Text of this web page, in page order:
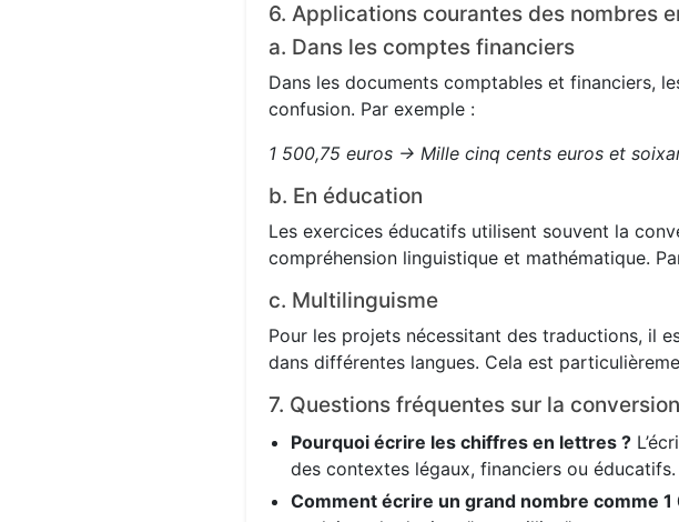
6. Applications courantes des nombres
a. Dans les comptes financiers
Dans les documents comptables et financiers,
confusion. Par exemple :
1 500,75 euros → Mille cinq cents euros et
b. En éducation
Les exercices éducatifs utilisent souvent la
compréhension linguistique et mathématique.
c. Multilinguisme
Pour les projets nécessitant des traductions, il
dans différentes langues. Cela est
7. Questions fréquentes sur la conversion
Pourquoi écrire les chiffres en lettres ?
des contextes légaux, financiers ou éducatifs.
Comment écrire un grand nombre comme